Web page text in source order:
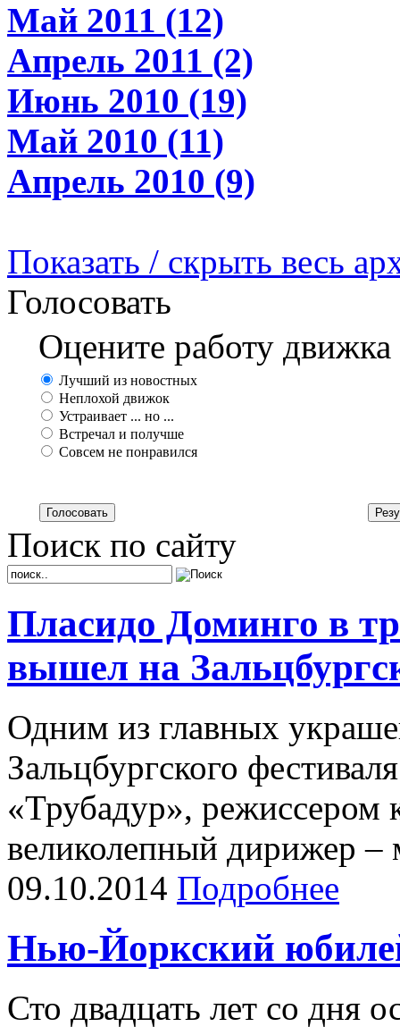
Май 2011 (12)
Апрель 2011 (2)
Июнь 2010 (19)
Май 2010 (11)
Апрель 2010 (9)
Показать / скрыть весь
Голосовать
Оцените работу движка
Лучший из новостных
Неплохой движок
Устраивает ... но ...
Встречал и получше
Совсем не понравился
Поиск по сайту
Пласидо Доминго в
вышел на
Одним из главных
Зальцбургского
«Трубадур», режиссером
великолепный дирижер –
09.10.2014 Подробнее
Нью-Йоркский
Сто двадцать лет со дня